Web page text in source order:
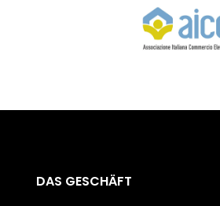
DAS GESCHÄFT